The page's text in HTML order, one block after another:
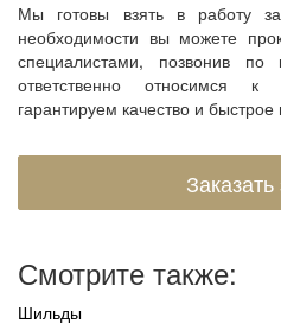
Мы готовы взять в работу
необходимости вы можете
специалистами, позвонив
ответственно относимся к
гарантируем качество и
Смотрите также:
Шильды